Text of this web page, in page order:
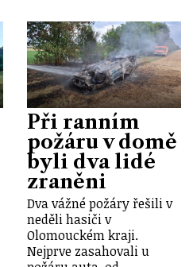
Při ranním
požáru v domě
byli dva lidé
zraněni
Dva vážné požáry řešili v
neděli hasiči v
Olomouckém kraji.
Nejprve zasahovali u